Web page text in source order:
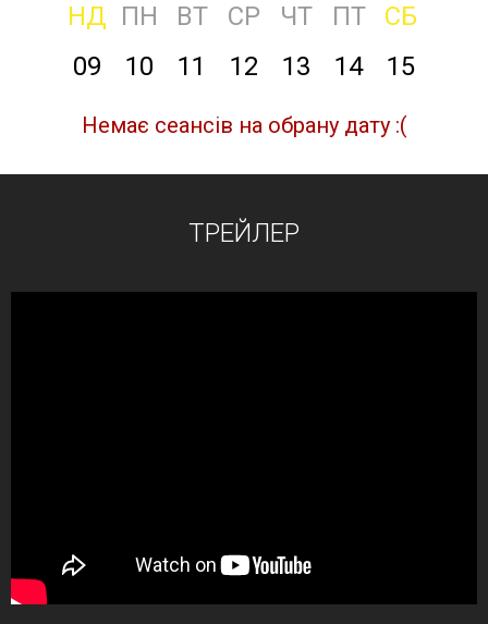
НД ПН ВТ СР ЧТ ПТ
СБ
09
10 11 12 13 14 15
Немає сеансів на обрану дату :(
ТРЕЙЛЕР